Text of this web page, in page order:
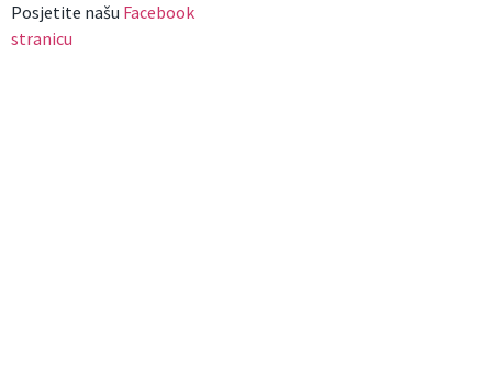
Posjetite našu Facebook
stranicu